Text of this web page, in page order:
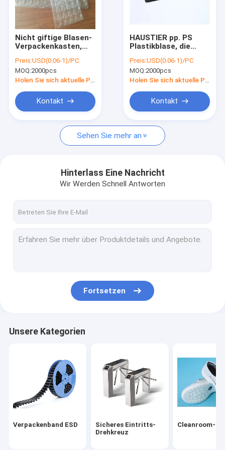
Fabrik Tour
Qualitätskontrolle
Nachrichten
Alle Fälle
Verpackenband ESD
Cleanroom-Zusätze
Abdeckband
Blasen-Verpackenkasten
smt
esd-Gewebe
Nicht giftige Blasen-
Verpackenkasten,
PWB-Behälter
geruchlos
Preis:USD(0.06-1)/PC
MOQ:2000pcs
Holen Sie sich aktuelle Preis
Kontakt
HAUSTIER pp. PS
Plastikblase, die
elektronischen Chip
verpackt
Preis:USD(0.06-1)/PC
MOQ:2000pcs
Holen Sie sich aktuelle Preis
Kontakt
Sehen Sie mehr an
Hinterlass Eine Nachricht
Wir Werden Schnell Antworten
Fortsetzen
Unsere Kategorien
Verpackenband ESD
Sicheres Eintritts-
Drehkreuz
Cleanroom-